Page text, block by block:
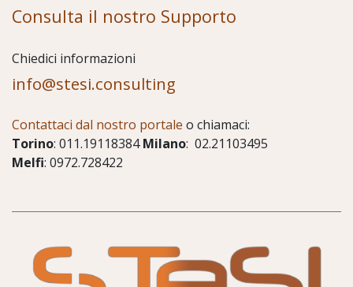
Consulta il nostro Supporto
Chiedici informazioni
info@stesi.consulting
Contattaci dal nostro portale o chiamaci:
Torino: 011.19118384Milano: 02.21103495
Melfi: 0972.728422